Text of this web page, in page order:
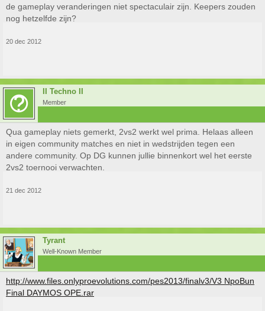
de gameplay veranderingen niet spectaculair zijn. Keepers zouden
nog hetzelfde zijn?
20 dec 2012
II Techno II
Member
Qua gameplay niets gemerkt, 2vs2 werkt wel prima. Helaas alleen
in eigen community matches en niet in wedstrijden tegen een
andere community. Op DG kunnen jullie binnenkort wel het eerste
2vs2 toernooi verwachten.
21 dec 2012
Tyrant
Well-Known Member
http://www.files.onlyproevolutions.com/pes2013/finalv3/V3 NpoBun
Final DAYMOS OPE.rar